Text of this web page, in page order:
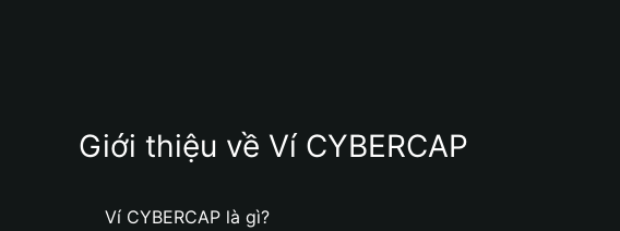
Giới thiệu về Ví CYBERCAP
Ví CYBERCAP là gì?